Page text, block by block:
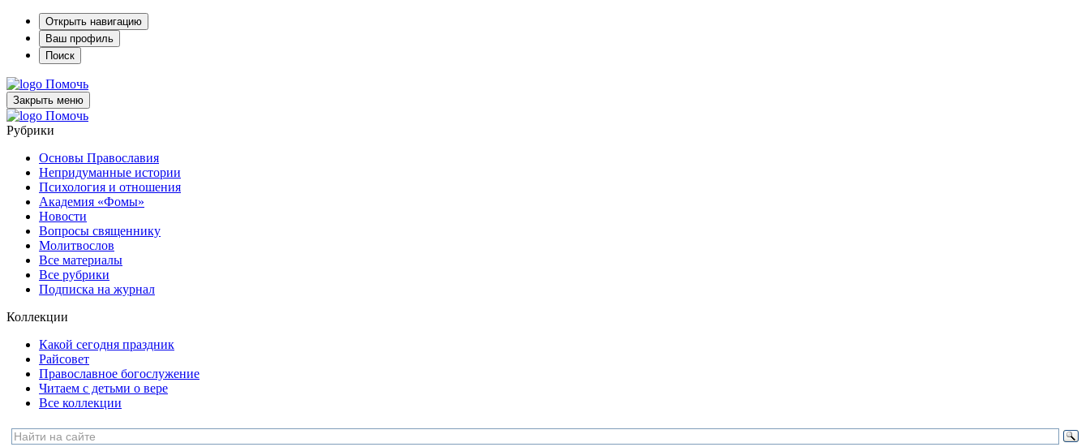
Открыть навигацию
Ваш профиль
Поиск
Помочь
Закрыть меню
Помочь
Рубрики
Основы Православия
Непридуманные истории
Психология и отношения
Академия «Фомы»
Новости
Вопросы священнику
Молитвослов
Все материалы
Все рубрики
Подписка на журнал
Коллекции
Какой сегодня праздник
Райсовет
Православное богослужение
Читаем с детьми о вере
Все коллекции